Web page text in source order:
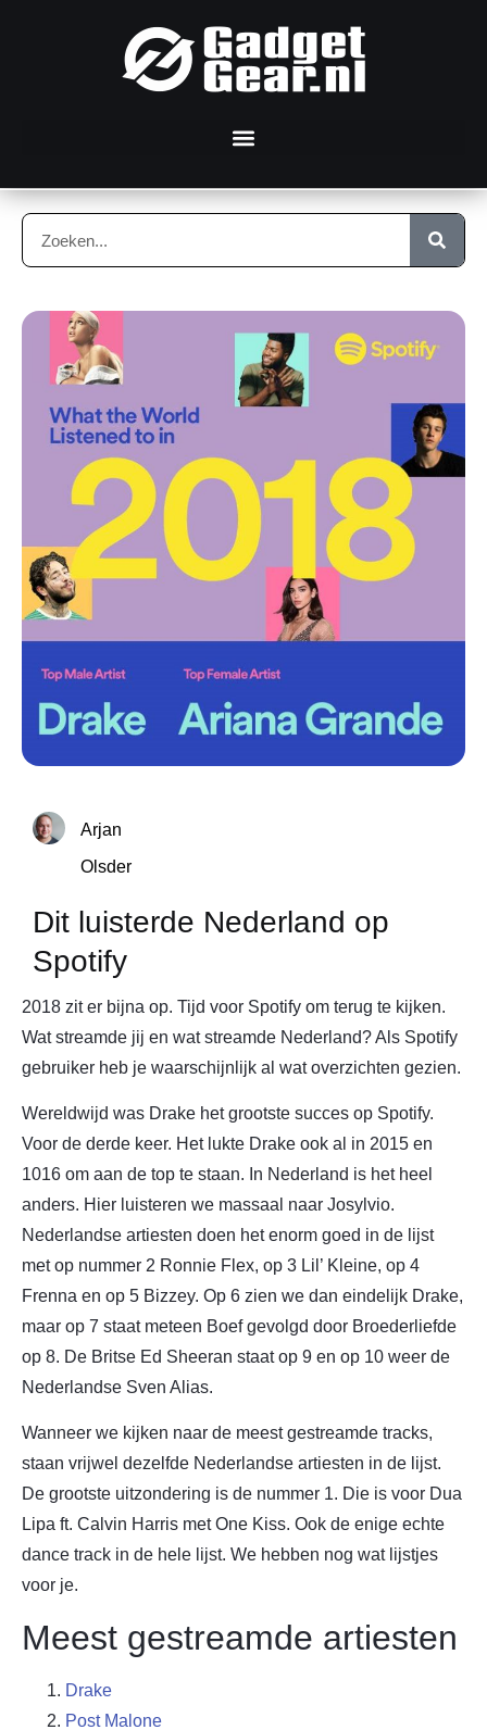
Arjan
Olsder
Dit luisterde Nederland op
Spotify
2018 zit er bijna op. Tijd voor Spotify om terug te kijken.
Wat streamde jij en wat streamde Nederland? Als Spotify
gebruiker heb je waarschijnlijk al wat overzichten gezien.
Wereldwijd was Drake het grootste succes op Spotify.
Voor de derde keer. Het lukte Drake ook al in 2015 en
1016 om aan de top te staan. In Nederland is het heel
anders. Hier luisteren we massaal naar Josylvio.
Nederlandse artiesten doen het enorm goed in de lijst
met op nummer 2 Ronnie Flex, op 3 Lil’ Kleine, op 4
Frenna en op 5 Bizzey. Op 6 zien we dan eindelijk Drake,
maar op 7 staat meteen Boef gevolgd door Broederliefde
op 8. De Britse Ed Sheeran staat op 9 en op 10 weer de
Nederlandse Sven Alias.
Wanneer we kijken naar de meest gestreamde tracks,
staan vrijwel dezelfde Nederlandse artiesten in de lijst.
De grootste uitzondering is de nummer 1. Die is voor Dua
Lipa ft. Calvin Harris met One Kiss. Ook de enige echte
dance track in de hele lijst. We hebben nog wat lijstjes
voor je.
Meest gestreamde artiesten
Drake
Post Malone